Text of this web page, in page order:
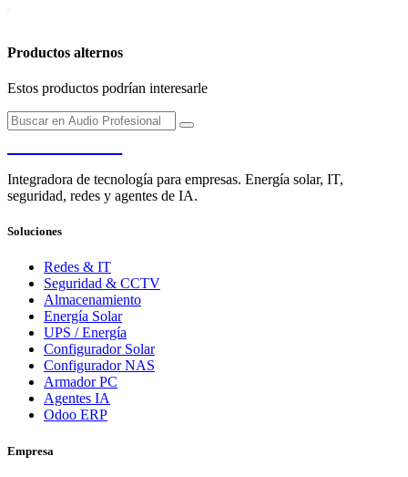
Productos alternos
Estos productos podrían interesarle
Integradora de tecnología para empresas. Energía solar, IT,
seguridad, redes y agentes de IA.
Soluciones
Redes & IT
Seguridad & CCTV
Almacenamiento
Energía Solar
UPS / Energía
Configurador Solar
Configurador NAS
Armador PC
Agentes IA
Odoo ERP
Empresa